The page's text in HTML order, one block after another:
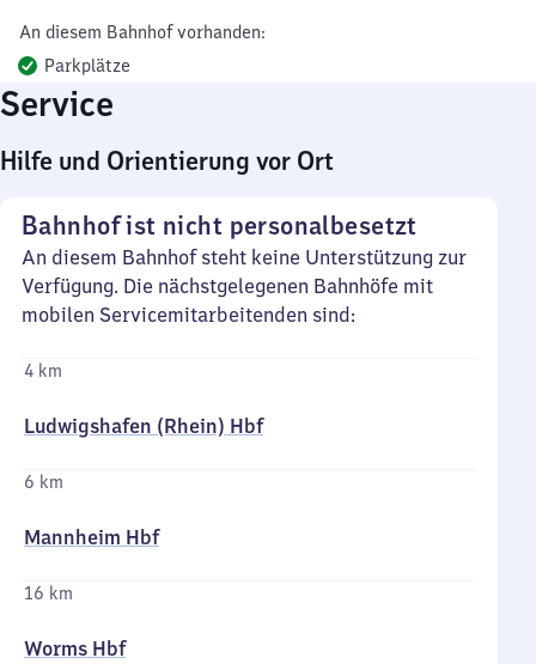
An diesem Bahnhof vorhanden:
Parkplätze
Service
Hilfe und Orientierung vor Ort
Bahnhof ist nicht personalbesetzt
An diesem Bahnhof steht keine Unterstützung zur
Verfügung. Die nächstgelegenen Bahnhöfe mit
mobilen Servicemitarbeitenden sind:
4 km
Ludwigshafen (Rhein) Hbf
6 km
Mannheim Hbf
16 km
Worms Hbf